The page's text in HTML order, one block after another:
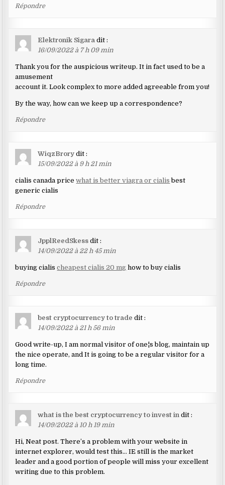
Répondre
Elektronik Sigara dit :
16/09/2022 à 7 h 09 min
Thank you for the auspicious writeup. It in fact used to be a
amusement
account it. Look complex to more added agreeable from you!
By the way, how can we keep up a correspondence?
Répondre
WiqzBrory dit :
15/09/2022 à 9 h 21 min
cialis canada pricewhat is better viagra or cialis best
generic cialis
Répondre
JpplReedSkess dit :
14/09/2022 à 22 h 45 min
buying cialischeapest cialis 20 mg how to buy cialis
Répondre
best cryptocurrency to trade dit :
14/09/2022 à 21 h 56 min
Good write-up, I am normal visitor of one¦s blog, maintain up
the nice operate, and It is going to be a regular visitor for a
long time.
Répondre
what is the best cryptocurrency to invest in dit :
14/09/2022 à 10 h 19 min
Hi, Neat post. There’s a problem with your website in
internet explorer, would test this… IE still is the market
leader and a good portion of people will miss your excellent
writing due to this problem.